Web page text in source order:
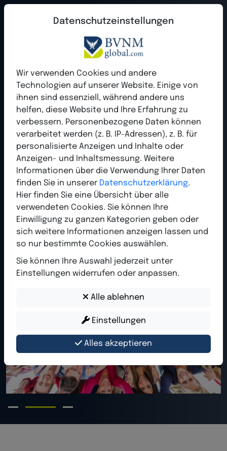
Unabhängige Stimme der
Branche seit 2004
Der BVNM Bundesverband Network Marketing ist
seitJahren die unabhängige Stimme für
Networker und Direktvertriebler.
Mehr Infos
Datenschutzeinstellungen
Wir verwenden Cookies und andere
Technologien auf unserer Website. Einige von
ihnen sind essenziell, während andere uns
helfen, diese Website und Ihre Erfahrung zu
verbessern. Personenbezogene Daten können
verarbeitet werden (z. B. IP-Adressen), z. B. für
personalisierte Anzeigen und Inhalte oder
Anzeigen- und Inhaltsmessung. Weitere
Informationen über die Verwendung Ihrer Daten
finden Sie in unserer Datenschutzerklärung.
Hier finden Sie eine Übersicht über alle
verwendeten Cookies. Sie können Ihre
Einwilligung zu ganzen Kategorien geben oder
sich weitere Informationen anzeigen lassen und
so nur bestimmte Cookies auswählen.
Sie können Ihre Auswahl jederzeit unter
Einstellungen widerrufen oder anpassen.
Alle ablehnen
Einstellungen
Alles akzeptieren